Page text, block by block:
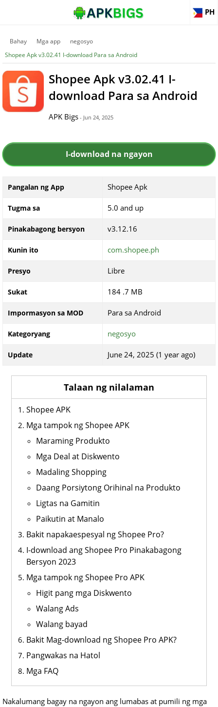
PH
Bahay Mga app
negosyo
Shopee Apk v3.02.41 I-download Para sa Android
Shopee Apk v3.02.41 I-
download Para sa Android
APK Bigs - Jun 24, 2025
I-download na ngayon
Pangalan ng App Shopee Apk
Tugma sa 5.0 and up
Pinakabagong bersyon v3.12.16
Kunin ito com.shopee.ph
Presyo Libre
Sukat 184 .7 MB
Impormasyon sa MOD Para sa Android
Kategoryang negosyo
Update June 24, 2025 (1 year ago)
Talaan ng nilalaman
Shopee APK
Mga tampok ng Shopee APK
Maraming Produkto
Mga Deal at Diskwento
Madaling Shopping
Daang Porsiytong Orihinal na Produkto
Ligtas na Gamitin
Paikutin at Manalo
Bakit napakaespesyal ng Shopee Pro?
I-download ang Shopee Pro Pinakabagong
Bersyon 2023
Mga tampok ng Shopee Pro APK
Higit pang mga Diskwento
Walang Ads
Walang bayad
Bakit Mag-download ng Shopee Pro APK?
Pangwakas na Hatol
Mga FAQ
Nakalumang bagay na ngayon ang lumabas at pumili ng mga